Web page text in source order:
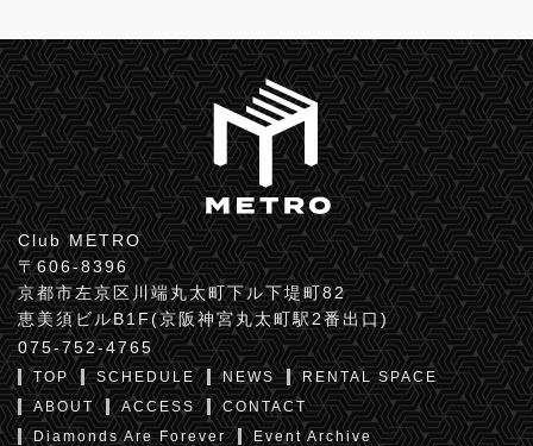
Club METRO
〒606-8396
京都市左京区川端丸太町下ル下堤町82
恵美須ビルB1F(京阪神宮丸太町駅2番出口)
075-752-4765
TOP SCHEDULE NEWS
RENTAL SPACE
ABOUT
ACCESS
CONTACT
Diamonds Are Forever
Event Archive